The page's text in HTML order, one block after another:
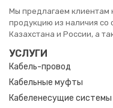
Мы предлагаем клиентам
продукцию из наличия со
Казахстана и России, а
УСЛУГИ
Кабель-провод
Кабельные муфты
Кабеленесущие системы